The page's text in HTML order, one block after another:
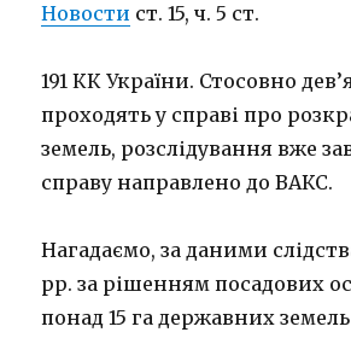
Новости ст. 15, ч. 5 ст.
191 КК України. Стосовно
проходять у справі про
земель, розслідування вже
справу направлено до ВАКС.
Нагадаємо, за даними
рр. за рішенням посадових
понад 15 га державних